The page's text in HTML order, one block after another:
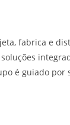
fabrica e
é guiado por